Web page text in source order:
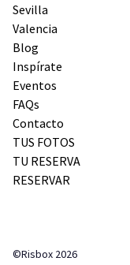
Sevilla
Valencia
Blog
Inspírate
Eventos
FAQs
Contacto
TUS FOTOS
TU RESERVA
RESERVAR
©Risbox 2026